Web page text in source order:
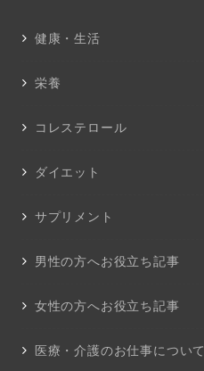
健康・生活
栄養
コレステロール
ダイエット
サプリメント
男性の方へお役立ち記事
女性の方へお役立ち記事
医療・介護のお仕事について